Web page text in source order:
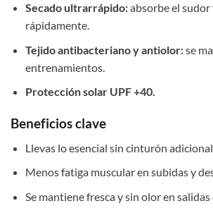
Secado ultrarrápido:absorbe el sudor
rápidamente.
Tejido antibacteriano y antiolor:se
entrenamientos.
Protección solar UPF +40.
Beneficios clave
Llevas lo esencial sin cinturón adicional.
Menos fatiga muscular en subidas y
Se mantiene fresca y sin olor en